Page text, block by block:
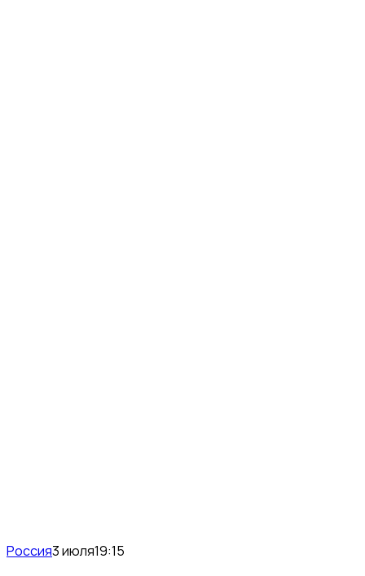
Россия3 июля19:15